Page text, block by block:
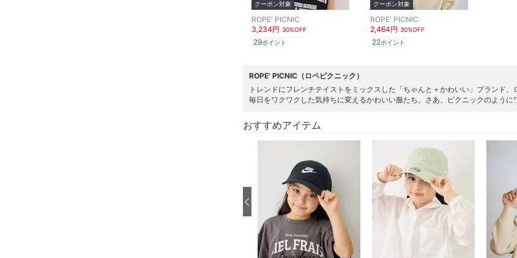
クーポン対象
ROPE' PICNIC
3,234円 30%OFF
29ポイント
クーポン対象
ROPE' PICNIC
2,464円 30%OFF
22ポイント
ROPE' PICNIC（ロペピクニック）
トレンドにフレンチテイストをミックスした「ちゃんと＋かわいい」ブランド
毎日をワクワクした気持ちに変えるかわいい服たち。さあ、ピクニックのように
おすすめアイテム